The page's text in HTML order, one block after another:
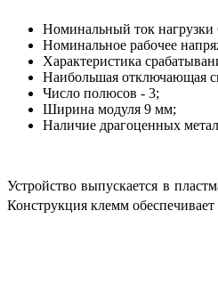
Номинальный ток нагрузки
Номинальное рабочее
Характеристика
Наибольшая отключающая
Число полюсов - 3;
Ширина модуля 9 мм;
Наличие драгоценных
Устройство выпускается в
Конструкция клемм